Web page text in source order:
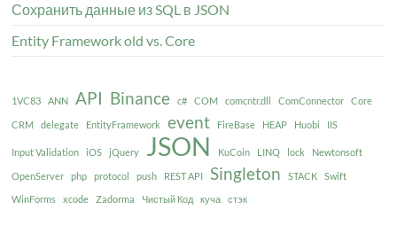
Сохранить данные из SQL в JSON
Entity Framework old vs. Core
1VC83 ANN API Binance c# COM comcntr.dll ComConnector Core
CRM delegate EntityFramework event FireBase HEAP Huobi IIS
Input Validation iOS jQuery JSON KuCoin LINQ lock Newtonsoft
OpenServer php protocol push REST API Singleton STACK
Swift
WinForms
xcode Zadorma Чистый Код куча стэк